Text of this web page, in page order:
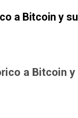
a Bitcoin y
a Bitcoin